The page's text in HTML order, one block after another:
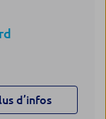
d’infos